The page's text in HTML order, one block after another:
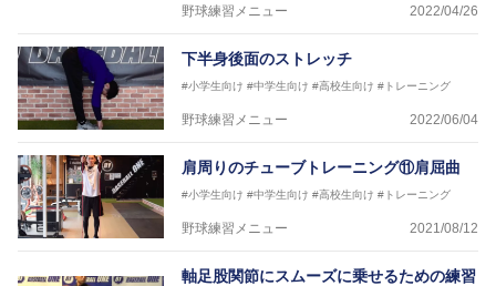
野球練習メニュー 2022/04/26
下半身後面のストレッチ
#小学生向け #中学生向け #高校生向け #トレーニング
野球練習メニュー 2022/06/04
肩周りのチューブトレーニング⑪肩屈曲
#小学生向け #中学生向け #高校生向け #トレーニング
野球練習メニュー 2021/08/12
軸足股関節にスムーズに乗せるための練習